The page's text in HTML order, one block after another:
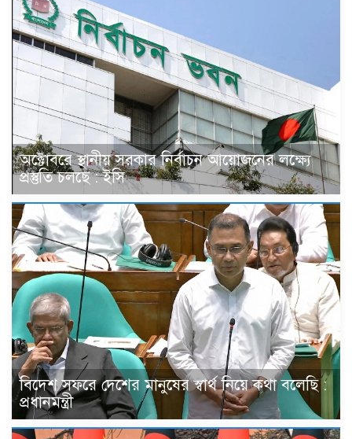
অক্টোবরে স্থানীয় সরকার নির্বাচন আয়োজনের লক্ষ্যে
প্রস্তুতি চলছে : ইসি
বিদেশ সফরে দেশের মানুষের স্বার্থ নিয়ে কথা বলেছি :
প্রধানমন্ত্রী